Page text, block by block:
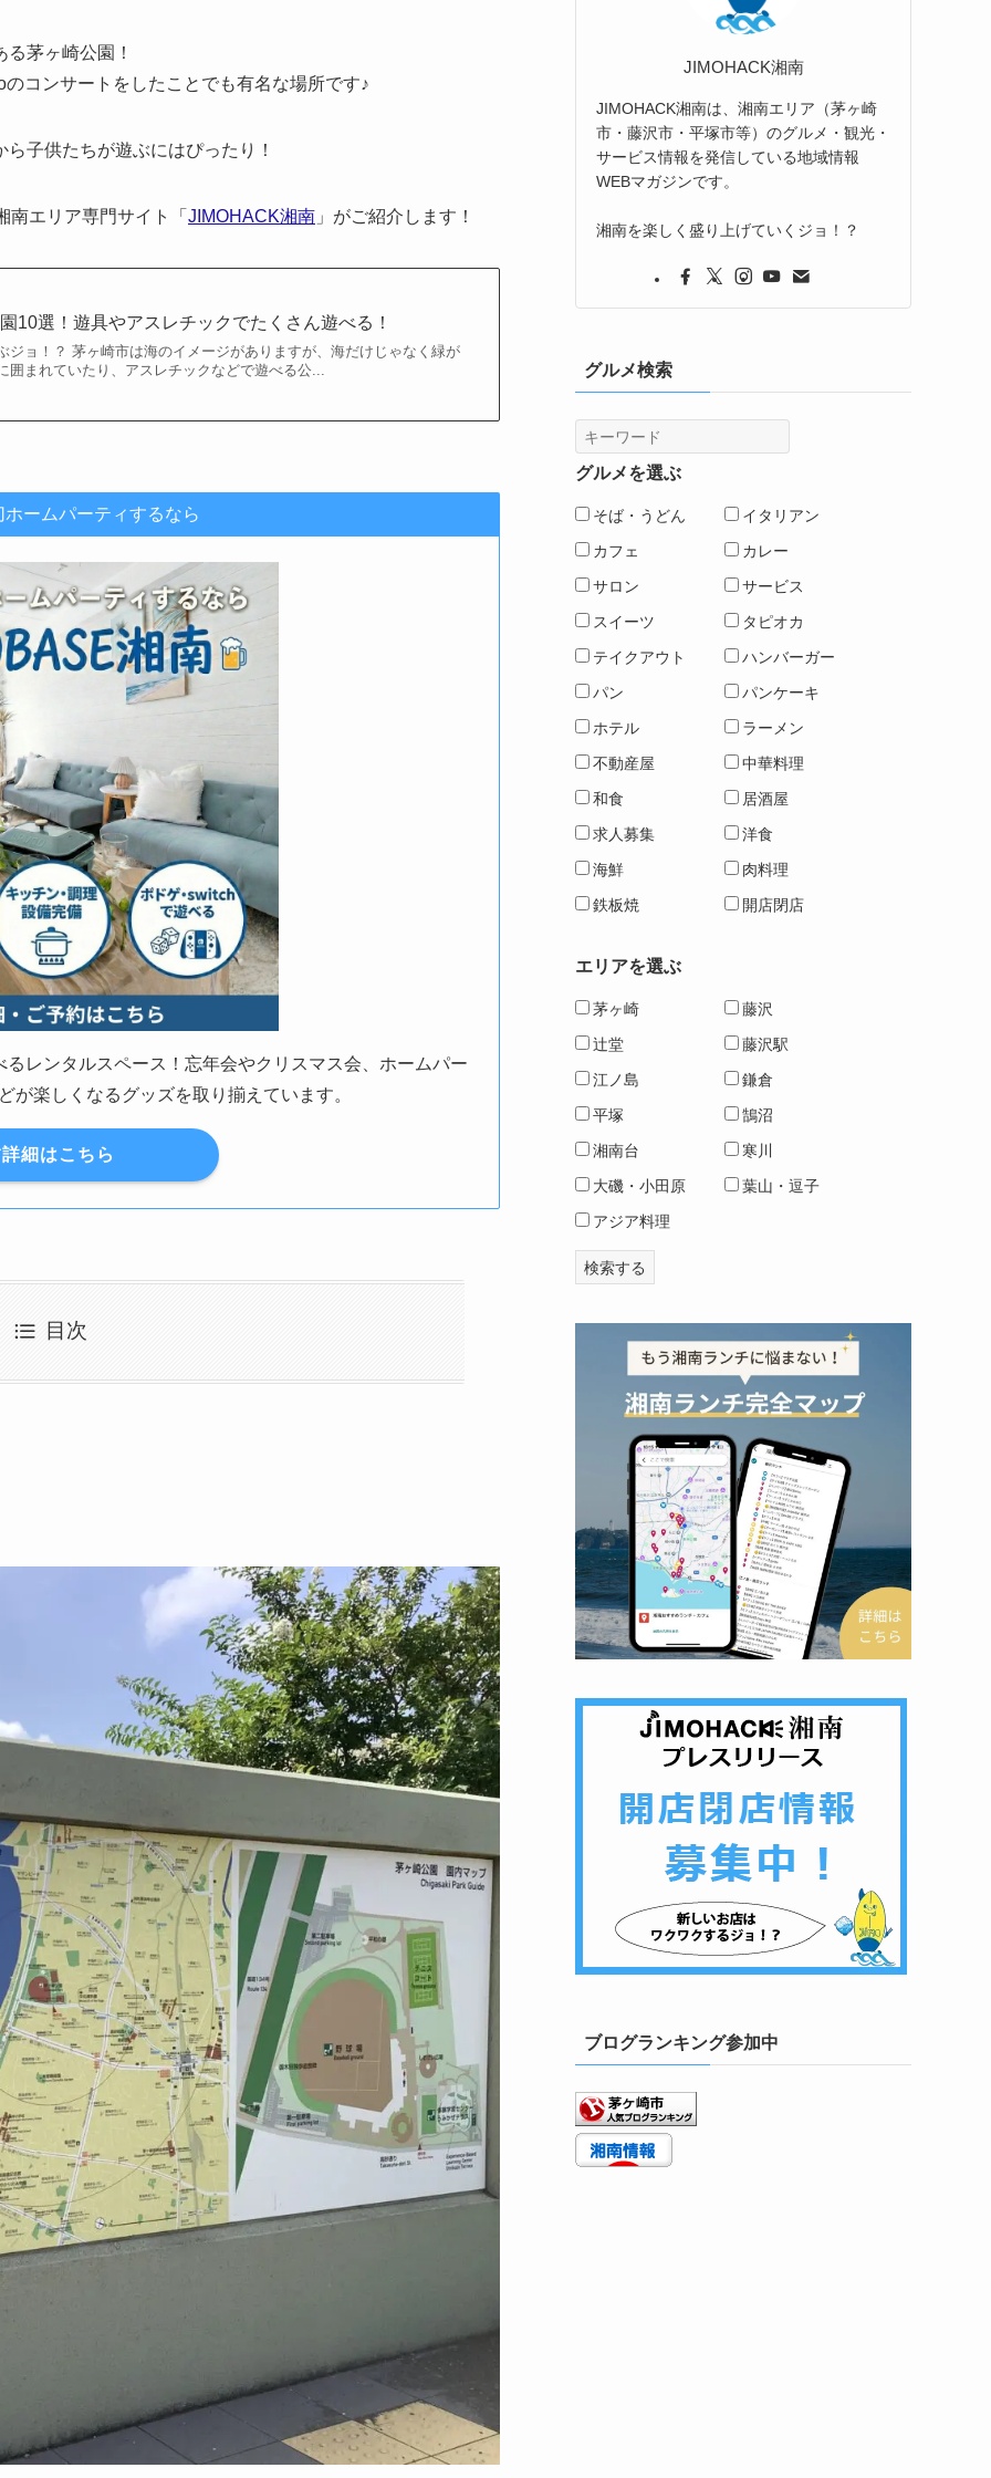
茅ヶ崎公園！
コンサートをしたことでも有名な場所です♪
子供たちが遊ぶにはぴったり！
エリア専門サイト「 JIMOHACK湘南 」がご紹介します！
10選！遊具やアスレチックでたくさん遊べる！
ジョ！？ 茅ヶ崎市は海のイメージがありますが、海だけじゃなく緑が
囲まれていたり、アスレチックなどで遊べる公...
ームパーティするなら
レンタルスペース！忘年会やクリスマス会、ホームパー
が楽しくなるグッズを取り揃えています。
詳細はこちら
目次
JIMOHACK湘南
JIMOHACK湘南は、湘南エリア（茅ヶ崎
市・藤沢市・平塚市等）のグルメ・観光・
サービス情報を発信している地域情報
WEBマガジンです。
湘南を楽しく盛り上げていくジョ！？
グルメ検索
グルメを選ぶ
そば・うどん
イタリアン
カフェ
カレー
サロン
サービス
スイーツ
タピオカ
テイクアウト
ハンバーガー
パン
パンケーキ
ホテル
ラーメン
不動産屋
中華料理
和食
居酒屋
求人募集
洋食
海鮮
肉料理
鉄板焼
開店閉店
エリアを選ぶ
茅ヶ崎
藤沢
辻堂
藤沢駅
江ノ島
鎌倉
平塚
鵠沼
湘南台
寒川
大磯・小田原
葉山・逗子
アジア料理
ブログランキング参加中